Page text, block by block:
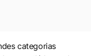
categorias